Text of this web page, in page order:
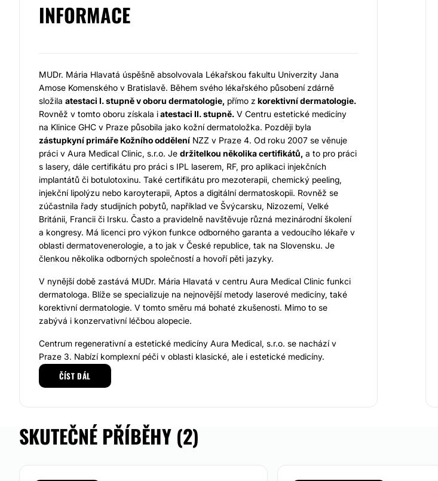
INFORMACE
MUDr. Mária Hlavatá úspěšně absolvovala Lékařskou fakultu Univerzity Jana
Amose Komenského v Bratislavě. Během svého lékařského působení zdárně
složila atestaci I. stupně v oboru dermatologie, přímo z korektivní dermatologie.
Rovněž v tomto oboru získala iatestaci II. stupně. V Centru estetické medicíny
na Klinice GHC v Praze působila jako kožní dermatoložka. Později byla
zástupkyní primáře Kožního oddělení NZZ v Praze 4. Od roku 2007 se věnuje
práci v Aura Medical Clinic, s.r.o. Je držitelkou několika certifikátů, a to pro práci
s lasery, dále certifikátu pro práci s IPL laserem, RF, pro aplikaci injekčních
implantátů či botulotoxinu. Také certifikátu pro mezoterapii, chemický peeling,
injekční lipolýzu nebo karoyterapii, Aptos a digitální dermatoskopii. Rovněž se
zúčastnila řady studijních pobytů, například ve Švýcarsku, Nizozemí, Velké
Británii, Francii či Irsku. Často a pravidelně navštěvuje různá mezinárodní školení
a kongresy. Má licenci pro výkon funkce odborného garanta a vedoucího lékaře v
oblasti dermatovenerologie, a to jak v České republice, tak na Slovensku. Je
členkou několika odborných společností a hovoří pěti jazyky.
V nynější době zastává MUDr. Mária Hlavatá v centru Aura Medical Clinic funkci
dermatologa. Blíže se specializuje na nejnovější metody laserové medicíny, také
korektivní dermatologie. V tomto směru má bohaté zkušenosti. Mimo to se
zabývá i konzervativní léčbou alopecie.
Centrum regenerativní a estetické medicíny Aura Medical, s.r.o. se nachází v
Praze 3. Nabízí komplexní péči v oblasti klasické, ale i estetické medicíny.
Centrum si zakládá na využívání nenovějších metod a procedur, které mají
minimální vliv na organismus a zdraví člověka. Jedná se o nestátní zdravotnické
odborníků, jež své vědomosti a další dovedonosti rozvíjejí na různých kongresech,
kurzech a seminářích. Centrum poskytuje ambulantní i nadstandardní péči, také
možnost tzv. jenodenní chirurgie. Samozřejmostí je vstřícný přístup ke klientům.
ČÍST DÁL
SKUTEČNÉ PŘÍBĚHY (2)